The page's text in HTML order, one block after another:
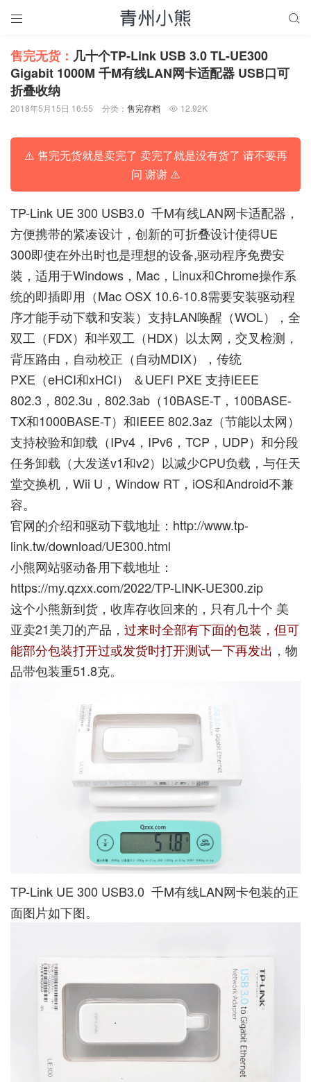
 
售完无货： 几十个TP-Link USB 3.0 TL-UE300
Gigabit 1000M 千M有线LAN网卡适配器 USB口可
折叠收纳
2018年5月15日 16:55 分类： 售完存档  12.92K
⚠️ 售完无货就是卖完了 卖完了就是没有货了 请不要再
问 谢谢 ⚠️
TP-Link UE 300 USB3.0 千M有线LAN网卡适配器，
方便携带的紧凑设计，创新的可折叠设计使得UE
300即使在外出时也是理想的设备,驱动程序免费安
装，适用于Windows，Mac，Linux和Chrome操作系
统的即插即用（Mac OSX 10.6-10.8需要安装驱动程
序才能手动下载和安装）支持LAN唤醒（WOL），全
双工（FDX）和半双工（HDX）以太网，交叉检测，
背压路由，自动校正（自动MDIX），传统
PXE（eHCI和xHCI） ＆UEFI PXE 支持IEEE
802.3，802.3u，802.3ab（10BASE-T，100BASE-
TX和1000BASE-T）和IEEE 802.3az（节能以太网）
支持校验和卸载（IPv4，IPv6，TCP，UDP）和分段
任务卸载（大发送v1和v2）以减少CPU负载，与任天
堂交换机，Wii U，Window RT，iOS和Android不兼
容。
官网的介绍和驱动下载地址： http://www.tp-
link.tw/download/UE300.html
小熊网站驱动备用下载地址：
https://my.qzxx.com/2022/TP-LINK-UE300.zip
这个小熊新到货，收库存收回来的，只有几十个 美
亚卖21美刀的产品， 过来时全部有下面的包装，但可
能部分包装打开过或发货时打开测试一下再发出 ，物
品带包装重51.8克。
TP-Link UE 300 USB3.0 千M有线LAN网卡包装的正
面图片如下图。